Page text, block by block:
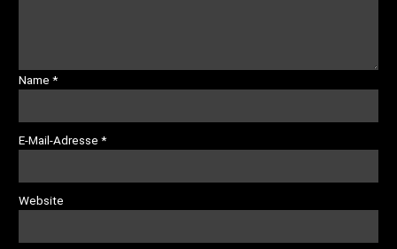
Name*
E-Mail-Adresse*
Website